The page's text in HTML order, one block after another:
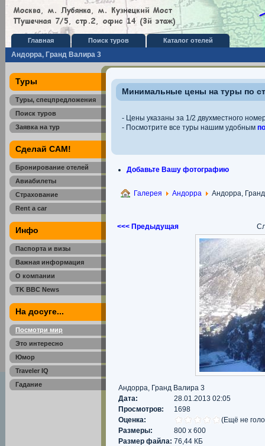
Главная Поиск туров Каталог отелей
Андорра, Гранд Валира 3
Туры
Туры, спецпредложения
Поиск туров
Заявка на тур
Сделай САМ!
Бронирование отелей
Авиабилеты
Страхование
Rent a car
Инфо
Паспорта и визы
Важная информация
О компании
TK BBC News
На досуге...
Посмотри мир
Это интересно
Юмор
Traveler IQ
Гадание
Минимальные цены на туры по
- Цены указаны за 1/2 двухместного
- Посмотрите все туры нашим удобным
Добавьте Вашу фотографию
Галерея Андорра Андорра,
<<< Предыдущая
Андорра, Гранд Валира 3
Дата:
28.01.2013 02:05
Просмотров:
1698
Оценка:
(Ещё не
Размеры:
800 x 600
Размер файла: 76,44 КБ